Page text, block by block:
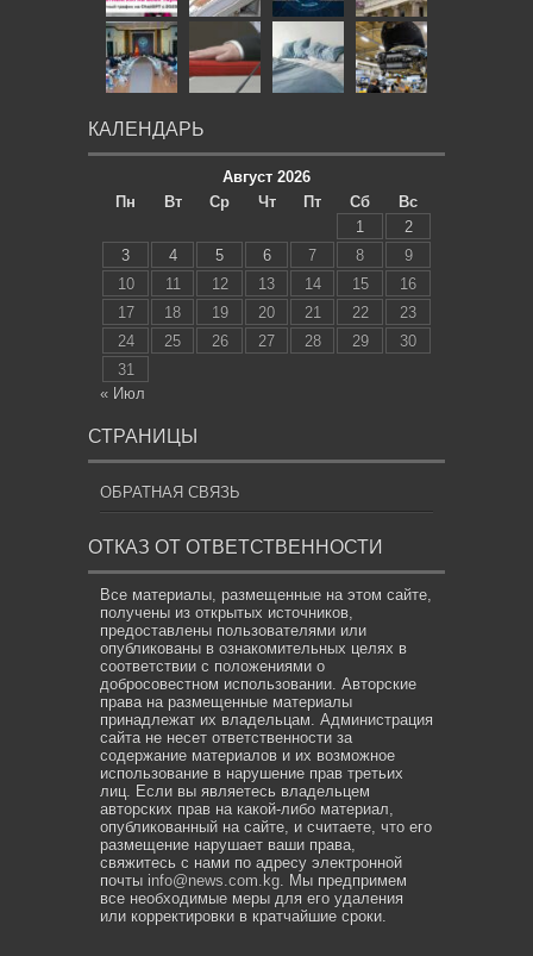
КАЛЕНДАРЬ
Август 2026
Пн
Вт Ср Чт Пт Сб
Вс
1
2
3
4 5 6 7 8
9
10
11 12 13 14 15
16
17
18 19 20 21 22
23
24
25 26 27 28 29
30
31
« Июл
СТРАНИЦЫ
ОБРАТНАЯ СВЯЗЬ
ОТКАЗ ОТ ОТВЕТСТВЕННОСТИ
Все материалы, размещенные на этом сайте,
получены из открытых источников,
предоставлены пользователями или
опубликованы в ознакомительных целях в
соответствии с положениями о
добросовестном использовании. Авторские
права на размещенные материалы
принадлежат их владельцам. Администрация
сайта не несет ответственности за
содержание материалов и их возможное
использование в нарушение прав третьих
лиц. Если вы являетесь владельцем
авторских прав на какой-либо материал,
опубликованный на сайте, и считаете, что его
размещение нарушает ваши права,
свяжитесь с нами по адресу электронной
почты info@news.com.kg . Мы предпримем
все необходимые меры для его удаления
или корректировки в кратчайшие сроки.